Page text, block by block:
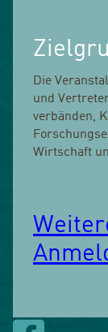
Die
und
verbänden,
Wirtschaft